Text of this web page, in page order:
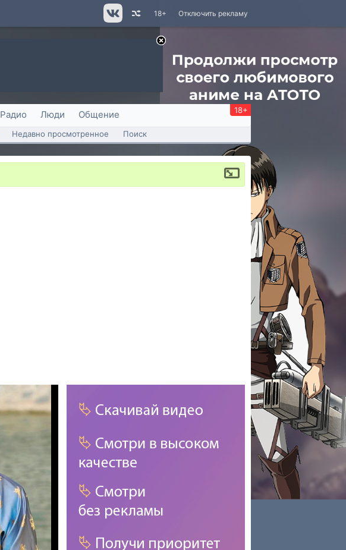
Отключить рекламу
18+
Радио Люди Общение 18+
Недавно просмотренное Поиск